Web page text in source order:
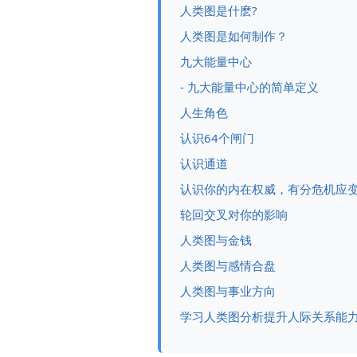
人类图是什麽?
人类图是如何制作？
九大能量中心
- 九大能量中心的简单定义
人生角色
认识64个闸门
认识通道
认识你的内在权威，有分危机应
轮回交叉对你的影响
人类图与金钱
人类图与感情合盘
人类图与事业方向
学习人类图分析提升人际关系能力